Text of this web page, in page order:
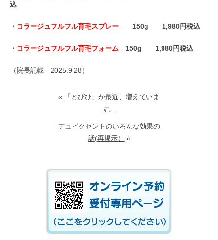
込
・ コラージュフルフル育毛スプレー 150g 1,980円税込
・ コラージュフルフル育毛フォーム 150g 1,980円税込
（院長記載 2025.9.28）
«
「とびひ」が最近、増えていま
す。
デュピクセントのいろんな効果の
話(再掲示）
»